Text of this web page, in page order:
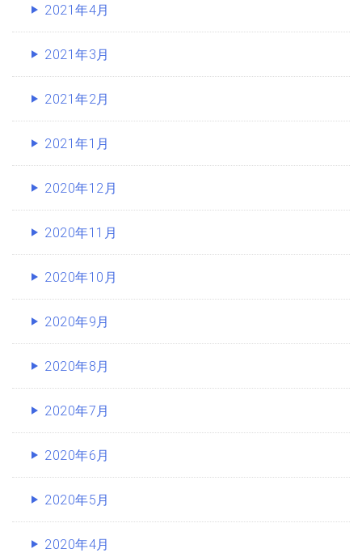
2021年4月
2021年3月
2021年2月
2021年1月
2020年12月
2020年11月
2020年10月
2020年9月
2020年8月
2020年7月
2020年6月
2020年5月
2020年4月